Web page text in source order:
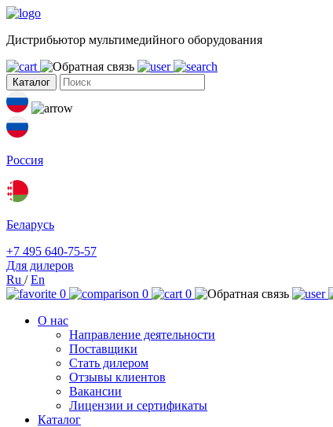
Дистрибьютор мультимедийного оборудования
Каталог
Россия
Беларусь
+7 495 640-75-57
Для дилеров
Ru /En
0
0
0
О нас
Направление деятельности
Поставщики
Стать дилером
Отзывы клиентов
Вакансии
Лицензии и сертификаты
Каталог